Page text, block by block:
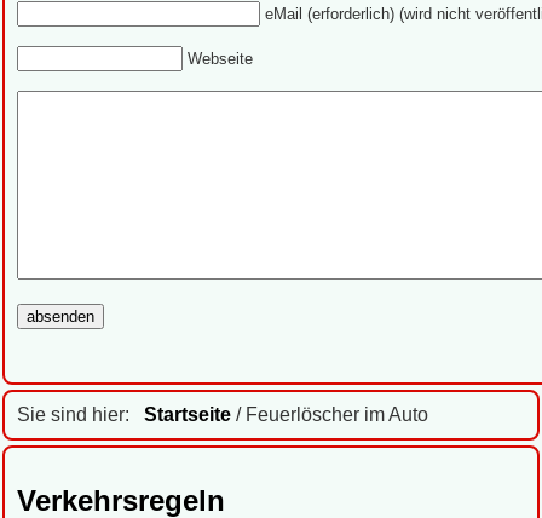
Sie sind hier: Startseite / Feuerlöscher im Auto
Verkehrsregeln
eMail (erforderlich) (wird nicht
Webseite